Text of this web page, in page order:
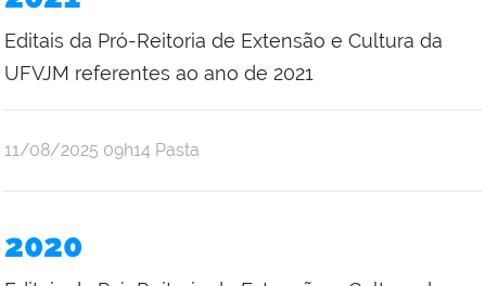
Editais da Pró-Reitoria de Extensão e Cultura da
UFVJM referentes ao ano de 2021
publicado
11/08/2025 09h14 Pasta
2020